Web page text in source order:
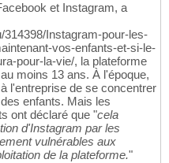
et Instagram, a
Instagram-pour-les-
vos-enfants-et-si-le-
pour-la-vie/, la plateforme
moins 13 ans. À l'époque,
l'entreprise de se concentrer
enfants. Mais les
ont déclaré que "cela
d'Instagram par les
vulnérables aux
de la plateforme."